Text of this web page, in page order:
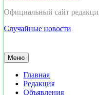
Официальный сайт
Случайные новости
Меню
Главная
Редакция
Объявления